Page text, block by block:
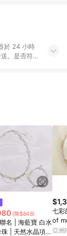
於 24 小時
。​是否符
外/母嬰用
號訊息通
「單一商
)，以同一
購物的回
(降$848)
名 | 海藍寶 白水
珠 | 天然水晶項
七彩
of
t)
亞洲